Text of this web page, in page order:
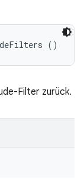
()
Filter zurück.